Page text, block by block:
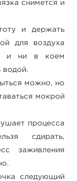
снимется и
и держать
для воздуха
и ни в коем
водой.
можно, но
мокрой
процесса
сдирать,
заживления
следующий